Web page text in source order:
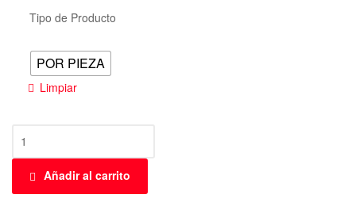
Tipo de Producto
POR PIEZA
Limpiar
Añadir al carrito